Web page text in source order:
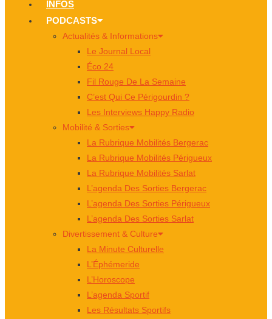
INFOS
PODCASTS
Actualités & Informations
Le Journal Local
Éco 24
Fil Rouge De La Semaine
C’est Qui Ce Périgourdin ?
Les Interviews Happy Radio
Mobilité & Sorties
La Rubrique Mobilités Bergerac
La Rubrique Mobilités Périgueux
La Rubrique Mobilités Sarlat
L’agenda Des Sorties Bergerac
L’agenda Des Sorties Périgueux
L’agenda Des Sorties Sarlat
Divertissement & Culture
La Minute Culturelle
L’Éphémeride
L’Horoscope
L’agenda Sportif
Les Résultats Sportifs